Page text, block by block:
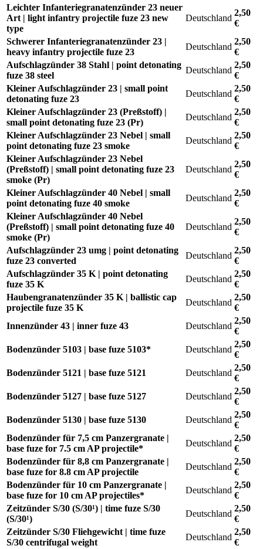
Leichter Infanteriegranatenzünder 23 neuer
Art | light infantry projectile fuze 23 new
type
Deutschland
2,50
€
Schwerer Infanteriegranatenzünder 23 |
heavy infantry projectile fuze 23
Deutschland
2,50
€
Aufschlagzünder 38 Stahl | point detonating
fuze 38 steel
Deutschland
2,50
€
Kleiner Aufschlagzünder 23 | small point
detonating fuze 23
Deutschland
2,50
€
Kleiner Aufschlagzünder 23 (Preßstoff) |
small point detonating fuze 23 (Pr)
Deutschland
2,50
€
Kleiner Aufschlagzünder 23 Nebel | small
point detonating fuze 23 smoke
Deutschland
2,50
€
Kleiner Aufschlagzünder 23 Nebel
(Preßstoff) | small point detonating fuze 23
smoke (Pr)
Deutschland
2,50
€
Kleiner Aufschlagzünder 40 Nebel | small
point detonating fuze 40 smoke
Deutschland
2,50
€
Kleiner Aufschlagzünder 40 Nebel
(Preßstoff) | small point detonating fuze 40
smoke (Pr)
Deutschland
2,50
€
Aufschlagzünder 23 umg | point detonating
fuze 23 converted
Deutschland
2,50
€
Aufschlagzünder 35 K | point detonating
fuze 35 K
Deutschland
2,50
€
Haubengranatenzünder 35 K | ballistic cap
projectile fuze 35 K
Deutschland
2,50
€
Innenzünder 43 | inner fuze 43
Deutschland
2,50
€
Bodenzünder 5103 | base fuze 5103*
Deutschland
2,50
€
Bodenzünder 5121 | base fuze 5121
Deutschland
2,50
€
Bodenzünder 5127 | base fuze 5127
Deutschland
2,50
€
Bodenzünder 5130 | base fuze 5130
Deutschland
2,50
€
Bodenzünder für 7,5 cm Panzergranate |
base fuze for 7.5 cm AP projectile*
Deutschland
2,50
€
Bodenzünder für 8,8 cm Panzergranate |
base fuze for 8.8 cm AP projectile
Deutschland
2,50
€
Bodenzünder für 10 cm Panzergranate |
base fuze for 10 cm AP projectiles*
Deutschland
2,50
€
Zeitzünder S/30 (S/30¹) | time fuze S/30
(S/30¹)
Deutschland
2,50
€
Zeitzünder S/30 Fliehgewicht | time fuze
S/30 centrifugal weight
Deutschland
2,50
€